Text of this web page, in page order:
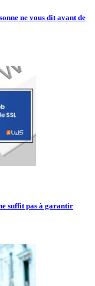
ne vous dit avant de
suffit pas à garantir